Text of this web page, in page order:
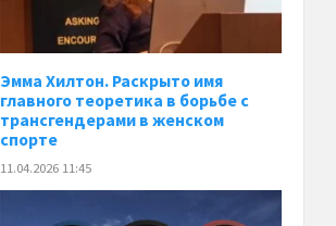
Эмма Хилтон. Раскрыто имя
главного теоретика в борьбе с
трансгендерами в женском
спорте
11.04.2026 11:45